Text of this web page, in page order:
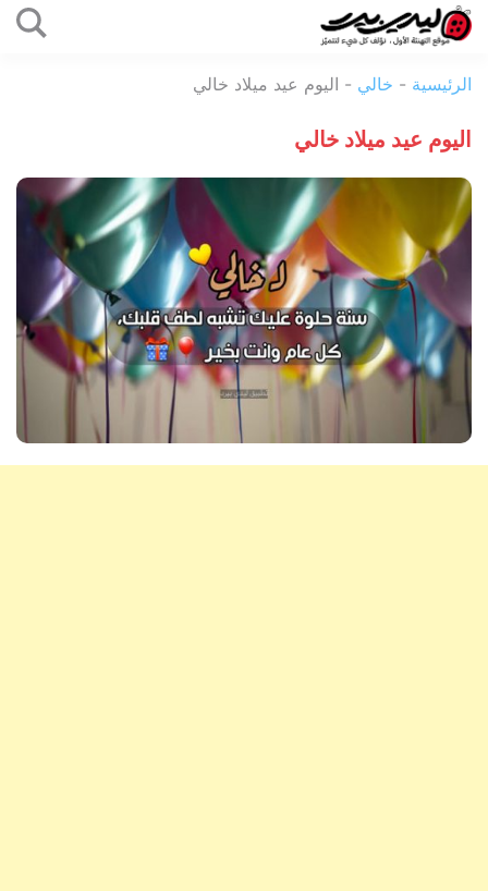
المحتوى
بيرد
الرئيسية - خالي - اليوم عيد ميلاد خالي
اليوم عيد ميلاد خالي